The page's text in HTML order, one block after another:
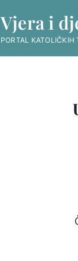
Vjera i
PORTAL KATOLIČKIH